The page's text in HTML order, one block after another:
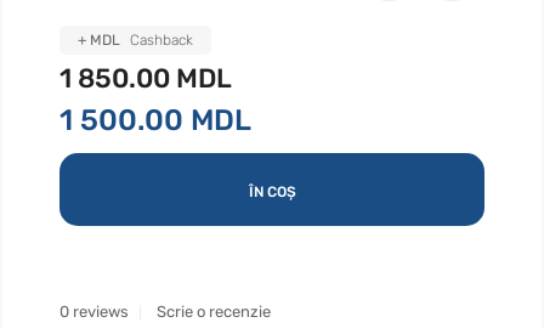
1 500.00 MDL
1 850.00 MDL
ÎN COȘ
0 reviews Scrie o recenzie
+ MDL Cashback